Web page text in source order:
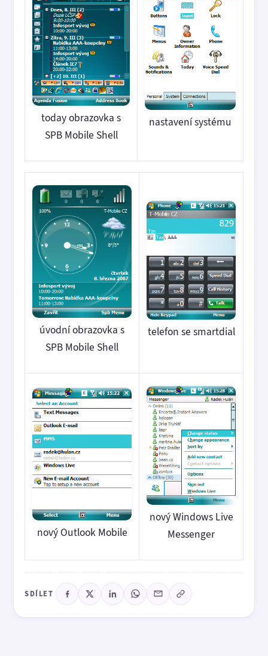
today obrazovka s
SPB Mobile Shell
nastavení systému
úvodní obrazovka s
SPB Mobile Shell
telefon se smartdial
nový Outlook Mobile
nový Windows Live
Messenger
SDÍLET